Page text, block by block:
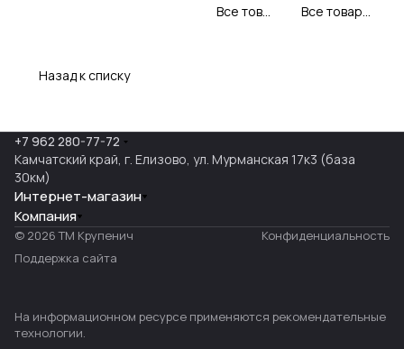
Все товары Relish Все товары категории
Назад к списку
+7 962 280-77-72
Камчатский край, г. Елизово, ул. Мурманская 17к3 (база
30км)
Интернет-магазин
Компания
© 2026 ТМ Крупенич
Конфиденциальность
Поддержка сайта
На информационном ресурсе применяются рекомендательные
технологии.